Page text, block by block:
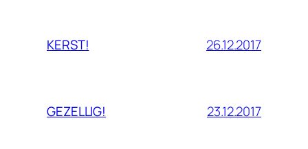
KERST! 26.12.2017
GEZELLIG! 23.12.2017